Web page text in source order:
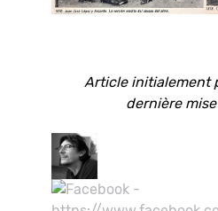
Article initialement
dernière